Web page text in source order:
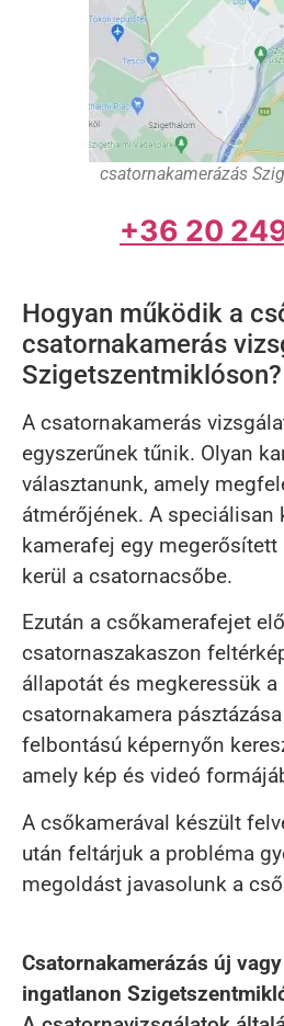
csatornakamerázás
+36 20
Hogyan működik a
csatornakamerás
Szigetszentmiklóson?
A csatornakamerás
egyszerűnek tűnik. Olyan
választanunk, amely
átmérőjének. A
kamerafej egy megerősített
kerül a csatornacsőbe.
Ezután a csőkamerafejet
csatornaszakaszon
állapotát és megkeressük a
csatornakamera
felbontású képernyőn
amely kép és videó
A csőkamerával készült
után feltárjuk a probléma
megoldást javasolunk a
Csatornakamerázás új
ingatlanon